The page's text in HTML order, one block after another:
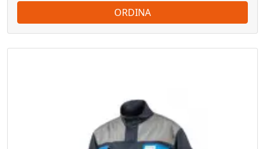
ORDINA